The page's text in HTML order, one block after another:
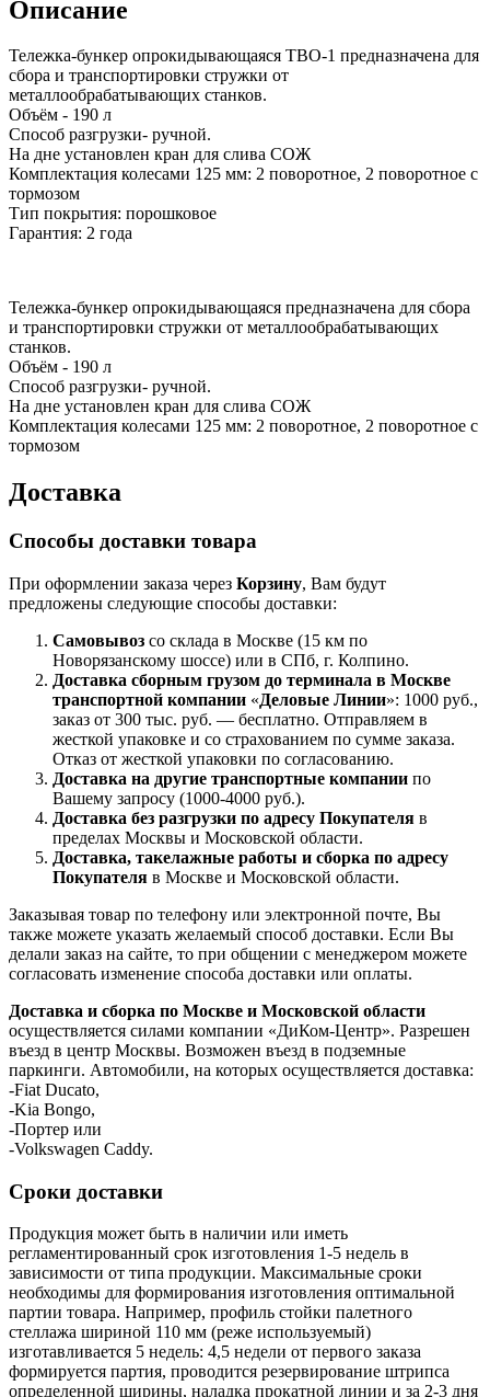
Описание
Тележка-бункер опрокидывающаяся ТВО-1 предназначена для
сбора и транспортировки стружки от
металлообрабатывающих станков.
Объём - 190 л
Способ разгрузки- ручной.
На дне установлен кран для слива СОЖ
Комплектация колесами 125 мм: 2 поворотное, 2 поворотное с
тормозом
Тип покрытия: порошковое
Гарантия: 2 года
Тележка-бункер опрокидывающаяся предназначена для сбора
и транспортировки стружки от металлообрабатывающих
станков.
Объём - 190 л
Способ разгрузки- ручной.
На дне установлен кран для слива СОЖ
Комплектация колесами 125 мм: 2 поворотное, 2 поворотное с
тормозом
Доставка
Способы доставки товара
При оформлении заказа через Корзину, Вам будут
предложены следующие способы доставки:
Самовывоз со склада в Москве (15 км по
Новорязанскому шоссе) или в СПб, г. Колпино.
Доставка сборным грузом до терминала в Москве
транспортной компании «Деловые Линии»: 1000 руб.,
заказ от 300 тыс. руб. — бесплатно. Отправляем в
жесткой упаковке и со страхованием по сумме заказа.
Отказ от жесткой упаковки по согласованию.
Доставка на другие транспортные компании по
Вашему запросу (1000-4000 руб.).
Доставка без разгрузки по адресу Покупателя в
пределах Москвы и Московской области.
Доставка, такелажные работы и сборка по адресу
Покупателя в Москве и Московской области.
Заказывая товар по телефону или электронной почте, Вы
также можете указать желаемый способ доставки. Если Вы
делали заказ на сайте, то при общении с менеджером можете
согласовать изменение способа доставки или оплаты.
Доставка и сборка по Москве и Московской области
осуществляется силами компании «ДиКом-Центр». Разрешен
въезд в центр Москвы. Возможен въезд в подземные
паркинги. Автомобили, на которых осуществляется доставка:
-Fiat Ducato,
-Kia Bongo,
-Портер или
-Volkswagen Caddy.
Сроки доставки
Продукция может быть в наличии или иметь
регламентированный срок изготовления 1-5 недель в
зависимости от типа продукции. Максимальные сроки
необходимы для формирования изготовления оптимальной
партии товара. Например, профиль стойки палетного
стеллажа шириной 110 мм (реже используемый)
изготавливается 5 недель: 4,5 недели от первого заказа
формируется партия, проводится резервирование штрипса
определенной ширины, наладка прокатной линии и за 2-3 дня